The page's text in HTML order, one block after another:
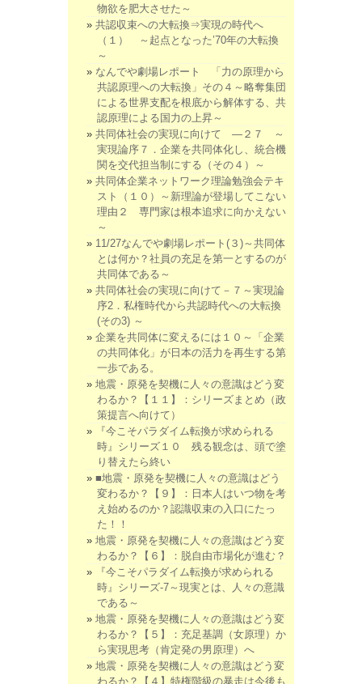
物欲を肥大させた～
共認収束への大転換⇒実現の時代へ
（１） ～起点となった’70年の大転換
～
なんでや劇場レポート 「力の原理から
共認原理への大転換」その４～略奪集団
による世界支配を根底から解体する、共
認原理による国力の上昇～
共同体社会の実現に向けて ―２７ ～
実現論序７．企業を共同体化し、統合機
関を交代担当制にする（その４）～
共同体企業ネットワーク理論勉強会テキ
スト（１０）～新理論が登場してこない
理由２ 専門家は根本追求に向かえない
～
11/27なんでや劇場レポート(３)～共同体
とは何か？社員の充足を第一とするのが
共同体である～
共同体社会の実現に向けて－７～実現論
序2．私権時代から共認時代への大転換
(その3) ～
企業を共同体に変えるには１０～「企業
の共同体化」が日本の活力を再生する第
一歩である。
地震・原発を契機に人々の意識はどう変
わるか？【１１】：シリーズまとめ（政
策提言へ向けて）
『今こそパラダイム転換が求められる
時』シリーズ１０ 残る観念は、頭で塗
り替えたら終い
■地震・原発を契機に人々の意識はどう
変わるか？【９】：日本人はいつ物を考
え始めるのか？認識収束の入口にたっ
た！！
地震・原発を契機に人々の意識はどう変
わるか？【６】：脱自由市場化が進む？
『今こそパラダイム転換が求められる
時』シリーズ-7～現実とは、人々の意識
である～
地震・原発を契機に人々の意識はどう変
わるか？【５】：充足基調（女原理）か
ら実現思考（肯定発の男原理）へ
地震・原発を契機に人々の意識はどう変
わるか？【４】特権階級の暴走は今後も